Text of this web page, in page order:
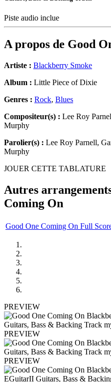
Piste audio inclue
A propos de Good
Artiste : Blackberry Smoke
Album : Little Piece of Dixie
Genres : Rock, Blues
Compositeur(s) : Lee Roy
Murphy
Parolier(s) : Lee Roy Parnell,
Murphy
JOUER CETTE TABLATURE
Autres
Coming On
Good One Coming On Full
PREVIEW
PREVIEW
PREVIEW